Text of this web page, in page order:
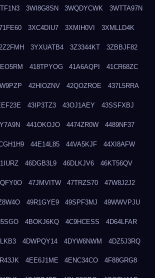
3WI8G8SN 3WQDYCWK 3WTTA97N
3XC4DIU7 3XMIH0VI 3XMLLD4K
3YXUATB4 3Z3344KT 3ZBBJF82
418TPYOG 41A6AQPI 41CR68ZC
42HIOZNV 42QOZROE 437L5RRA
43IP3TZ3 43OJ1AEY 43SSFXBJ
441OKOJO 4474ZR0W 4489NF37
44E14L85 44VA5KJF 44XI8AFW
46DGB3L9 46DLKJV6 46KT56QV
47JMVITW 47TRZS70 47W8J2J2
49R1GYE9 49SPF3MJ 49WWVPJU
4BOKJ6KQ 4C9HCESS 4D64LFAR
4DWPQY14 4DYW6NWM 4DZ5J3RQ
4EE6J1ME 4ENC34CO 4F88GRG8